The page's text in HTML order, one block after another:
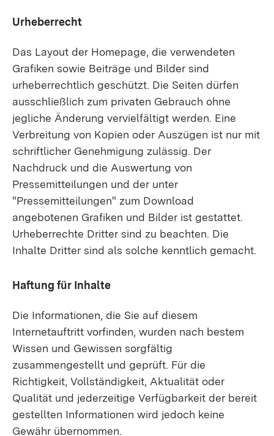
Urheberrecht
Das Layout der Homepage, die verwendeten
Grafiken sowie Beiträge und Bilder sind
urheberrechtlich geschützt. Die Seiten dürfen
ausschließlich zum privaten Gebrauch ohne
jegliche Änderung vervielfältigt werden. Eine
Verbreitung von Kopien oder Auszügen ist nur mit
schriftlicher Genehmigung zulässig. Der
Nachdruck und die Auswertung von
Pressemitteilungen und der unter
"Pressemitteilungen" zum Download
angebotenen Grafiken und Bilder ist gestattet.
Urheberrechte Dritter sind zu beachten. Die
Inhalte Dritter sind als solche kenntlich gemacht.
Haftung für Inhalte
Die Informationen, die Sie auf diesem
Internetauftritt vorfinden, wurden nach bestem
Wissen und Gewissen sorgfältig
zusammengestellt und geprüft. Für die
Richtigkeit, Vollständigkeit, Aktualität oder
Qualität und jederzeitige Verfügbarkeit der bereit
gestellten Informationen wird jedoch keine
Gewähr übernommen.